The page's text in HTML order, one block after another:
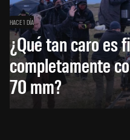
HACE 1 DÍA
¿Qué tan caro es
completamente
70 mm?